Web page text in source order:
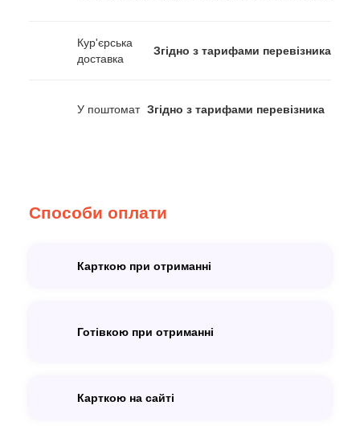
Кур'єрська
доставка
Згідно з тарифами перевізника
У поштомат Згідно з тарифами перевізника
Способи оплати
Карткою при отриманні
Готівкою при отриманні
Карткою на сайті